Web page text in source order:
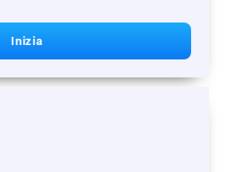
Inizia